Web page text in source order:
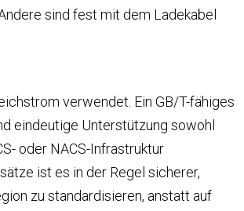
sind fest mit dem Ladekabel
verwendet. Ein GB/T-fähiges
eindeutige Unterstützung sowohl
oder NACS-Infrastruktur
ist es in der Regel sicherer,
zu standardisieren, anstatt auf